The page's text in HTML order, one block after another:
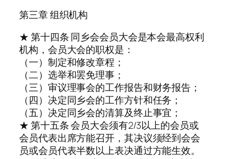
第三章 组织机构
★ 第十四条 同乡会会员大会是本会最高权利
机构，会员大会的职权是：
（一）制定和修改章程；
（二）选举和罢免理事；
（三）审议理事会的工作报告和财务报告；
（四）决定同乡会的工作方针和任务；
（五）决定同乡会的清算及终止事宜；
★ 第十五条 会员大会须有2/3以上的会员或
会员代表出席方能召开，其决议须经到会会
员或会员代表半数以上表决通过方能生效。